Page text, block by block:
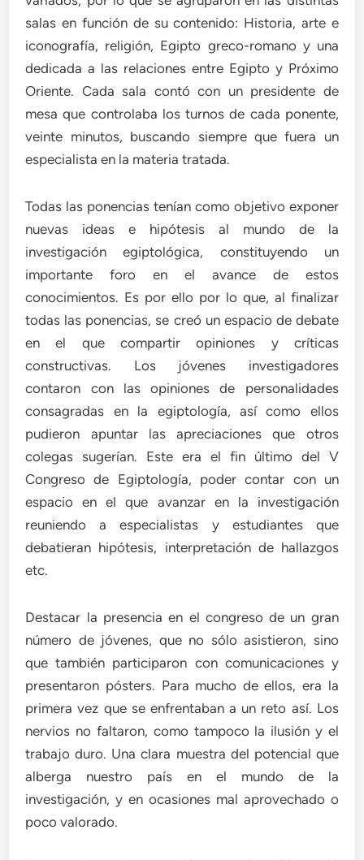
salas en función de su contenido: Historia, arte e
iconografía, religión, Egipto greco-romano y una
dedicada a las relaciones entre Egipto y Próximo
Oriente. Cada sala contó con un presidente de
mesa que controlaba los turnos de cada ponente,
veinte minutos, buscando siempre que fuera un
especialista en la materia tratada.
Todas las ponencias tenían como objetivo exponer
nuevas ideas e hipótesis al mundo de la
investigación egiptológica, constituyendo un
importante foro en el avance de estos
conocimientos. Es por ello por lo que, al finalizar
todas las ponencias, se creó un espacio de debate
en el que compartir opiniones y críticas
constructivas. Los jóvenes investigadores
contaron con las opiniones de personalidades
consagradas en la egiptología, así como ellos
pudieron apuntar las apreciaciones que otros
colegas sugerían. Este era el fin último del V
Congreso de Egiptología, poder contar con un
espacio en el que avanzar en la investigación
reuniendo a especialistas y estudiantes que
debatieran hipótesis, interpretación de hallazgos
etc.
Destacar la presencia en el congreso de un gran
número de jóvenes, que no sólo asistieron, sino
que también participaron con comunicaciones y
presentaron pósters. Para mucho de ellos, era la
primera vez que se enfrentaban a un reto así. Los
nervios no faltaron, como tampoco la ilusión y el
trabajo duro. Una clara muestra del potencial que
alberga nuestro país en el mundo de la
investigación, y en ocasiones mal aprovechado o
poco valorado.